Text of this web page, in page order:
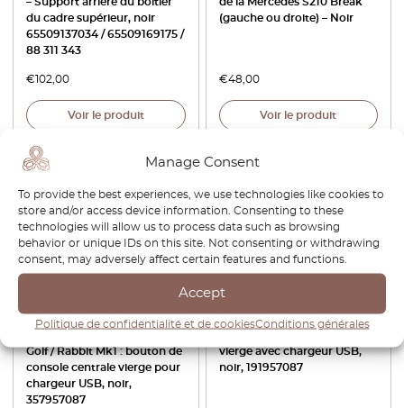
Manage Consent
To provide the best experiences, we use technologies like cookies to
store and/or access device information. Consenting to these
technologies will allow us to process data such as browsing
behavior or unique IDs on this site. Not consenting or withdrawing
consent, may adversely affect certain features and functions.
Accept
Politique de confidentialité et de cookiesConditions générales
du cadre supérieur, noir
65509137034 / 65509169175 /
88 311 343
€ 102,00
Voir le produit
(gauche ou droite) – Noir
€48,00
Voir le produit
Volkswagen Corrado /
Golf / Rabbit Mk1 : bouton de
console centrale vierge pour
chargeur USB, noir,
357957087
Volkswagen Golf / Jetta Mk2 :
vierge avec chargeur USB,
noir, 191957087